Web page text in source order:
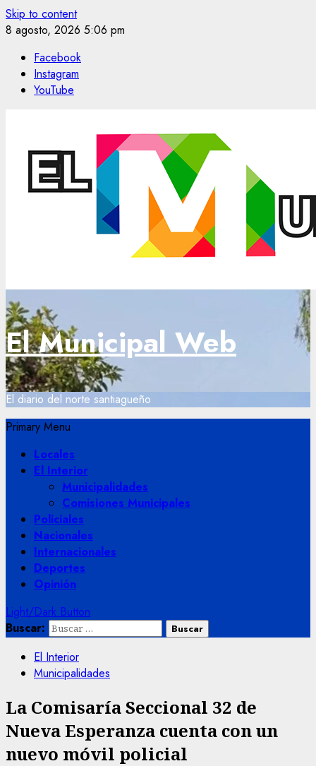
Skip to content
8 agosto, 2026 5:06 pm
Facebook
Instagram
YouTube
El Municipal Web
El diario del norte santiagueño
Primary Menu
Locales
El Interior
Municipalidades
Comisiones Municipales
Policiales
Nacionales
Internacionales
Deportes
Opinión
Light/Dark Button
Buscar:
El Interior
Municipalidades
La Comisaría Seccional 32 de
Nueva Esperanza cuenta con un
nuevo móvil policial